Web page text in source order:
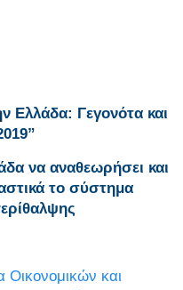
Ελλάδα: Γεγονότα και
να αναθεωρήσει και
το σύστημα
Οικονομικών και